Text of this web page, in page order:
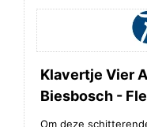
Klavertje Vier
Biesbosch -
Om deze